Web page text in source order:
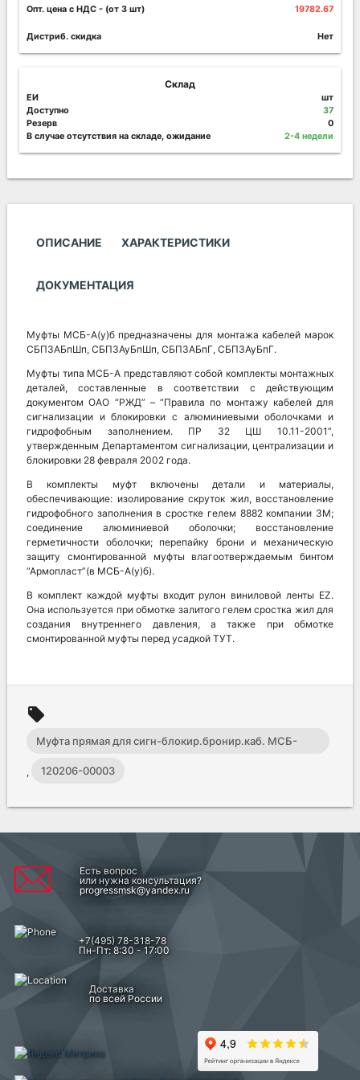
Опт. цена c НДС - (от 3 шт) 19782.67
Дистриб. скидка Нет
Склад
ЕИ
шт
Доступно
37
Резерв
0
В случае отсутствия на складе, ожидание
2-4 недели
ОПИСАНИЕ ХАРАКТЕРИСТИКИ
ДОКУМЕНТАЦИЯ
Муфты МСБ-А(у)б предназначены для монтажа кабелей марок
СБПЗАБпШп, СБПЗАуБпШп, СБПЗАБпГ, СБПЗАуБпГ.
Муфты типа МСБ-А представляют собой комплекты монтажных
деталей, составленные в соответствии с действующим
документом ОАО “РЖД” – “Правила по монтажу кабелей для
сигнализации и блокировки с алюминиевыми оболочками и
гидрофобным заполнением. ПР 32 ЦШ 10.11-2001”,
утвержденным Департаментом сигнализации, централизации и
блокировки 28 февраля 2002 года.
В комплекты муфт включены детали и материалы,
обеспечивающие: изолирование скруток жил, восстановление
гидрофобного заполнения в сростке гелем 8882 компании 3М;
соединение алюминиевой оболочки; восстановление
герметичности оболочки; перепайку брони и механическую
защиту смонтированной муфты влагоотверждаемым бинтом
“Армопласт”(в МСБ-А(у)б).
В комплект каждой муфты входит рулон виниловой ленты EZ.
Она используется при обмотке залитого гелем сростка жил для
создания внутреннего давления, а также при обмотке
смонтированной муфты перед усадкой ТУТ.
local_offer
Муфта прямая для сигн-блокир.бронир.каб. МСБ-
А(у)б 12-19 ССД
, 120206-00003
Есть вопрос
или нужна консультация?
progressmsk@yandex.ru
+7(495) 78-318-78
Пн-Пт: 8:30 - 17:00
Доставка
по всей России